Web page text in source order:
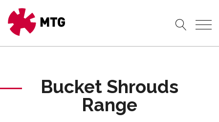
Bucket Shrouds
Range